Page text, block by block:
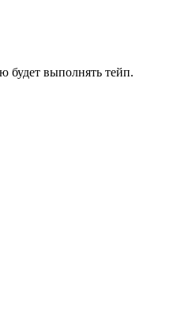
будет выполнять тейп.